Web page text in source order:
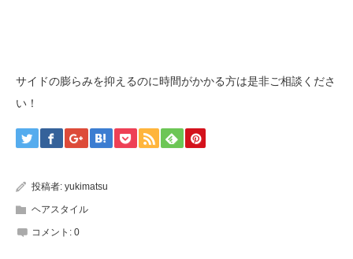
サイドの膨らみを抑えるのに時間がかかる方は是非ご相談くださ
い！
投稿者: yukimatsu
ヘアスタイル
コメント: 0